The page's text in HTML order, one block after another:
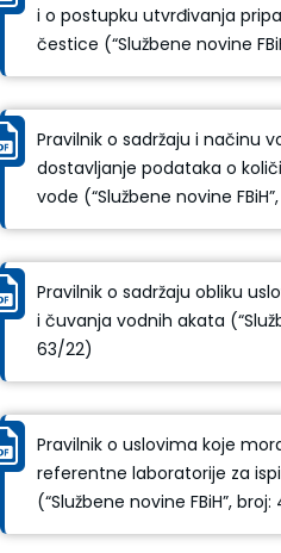
i o postupku utvrđivanja
čestice (“Službene novine
Pravilnik o sadržaju i načinu
dostavljanje podataka o
vode (“Službene novine
Pravilnik o sadržaju obliku
i čuvanja vodnih akata
63/22)
Pravilnik o uslovima koje
referentne laboratorije za
(“Službene novine FBiH”, broj: